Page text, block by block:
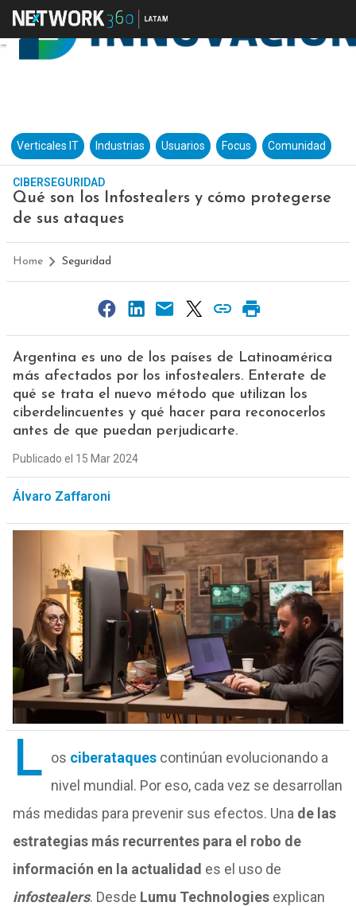
Verticales IT Industrias Usuarios Focus Comunidad
CIBERSEGURIDAD
Qué son los Infostealers y cómo protegerse
de sus ataques
Home Seguridad
Argentina es uno de los países de Latinoamérica
más afectados por los infostealers. Enterate de
qué se trata el nuevo método que utilizan los
ciberdelincuentes y qué hacer para reconocerlos
antes de que puedan perjudicarte.
Publicado el 15 Mar 2024
Álvaro Zaffaroni
L os ciberataquescontinúan evolucionando a
nivel mundial. Por eso, cada vez se desarrollan
más medidas para prevenir sus efectos. Una de las
estrategias más recurrentes para el robo de
información en la actualidad es el uso de
infostealers. Desde Lumu Technologiesexplican